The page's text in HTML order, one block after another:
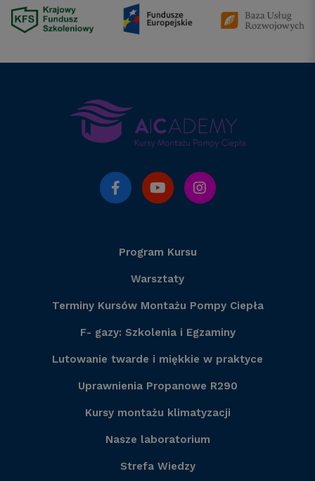
Program Kursu
Warsztaty
Terminy Kursów Montażu Pompy Ciepła
F- gazy: Szkolenia i Egzaminy
Lutowanie twarde i miękkie w praktyce
Uprawnienia Propanowe R290
Kursy montażu klimatyzacji
Nasze laboratorium
Strefa Wiedzy